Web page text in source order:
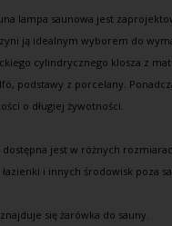
lampa saunowa jest
ją idealnym wyborem do
cylindrycznego klosza z
podstawy z porcelany.
o długiej żywotności.
dostępna jest w różnych
łazienki i innych środowisk poza
się żarówka do sauny.